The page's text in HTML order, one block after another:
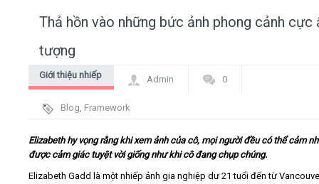
Home
Video
Kiến thức
Thả hồn vào những bức ảnh phong cảnh cực
tượng
Giới thiệu nhiếp
Admin 0
Blog, Framework
Elizabeth hy vọng rằng khi xem ảnh của cô, mọi người đều có thể cảm
được cảm giác tuyệt vời giống như khi cô đang chụp chúng.
Elizabeth Gadd là một nhiếp ảnh gia nghiệp dư 21 tuổi đến từ